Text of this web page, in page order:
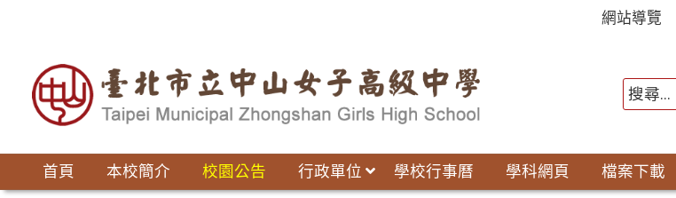
網站導覽
首頁 本校簡介 校園公告 行政單位 學校行事曆 學科網頁 檔案下載